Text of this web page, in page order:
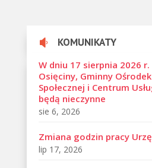
 KOMUNIKATY
W dniu 17 sierpnia 2026
Osięciny, Gminny
Społecznej i Centrum
będą nieczynne
sie 6, 2026
Zmiana godzin pracy
lip 17, 2026